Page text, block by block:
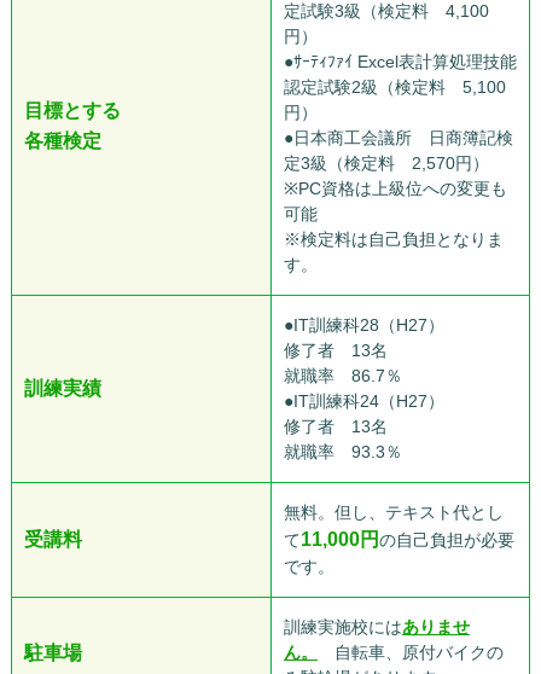
目標とする
各種検定
定試験3級（検定料 4,100
円）
●ｻｰﾃｨﾌｧｲ Excel表計算処理技能
認定試験2級（検定料 5,100
円）
●日本商工会議所 日商簿記検
定3級（検定料 2,570円）
※PC資格は上級位への変更も
可能
※検定料は自己負担となりま
す。
訓練実績
●IT訓練科28（H27）
修了者 13名
就職率 86.7％
●IT訓練科24（H27）
修了者 13名
就職率 93.3％
受講料
無料。但し、テキスト代とし
て11,000円の自己負担が必要
です。
駐車場
訓練実施校にはありませ
ん。
自転車、原付バイクの